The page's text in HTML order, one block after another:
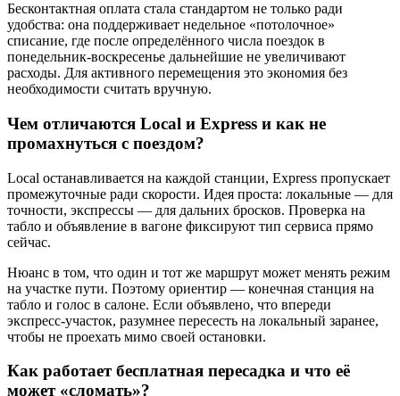
Бесконтактная оплата стала стандартом не только ради
удобства: она поддерживает недельное «потолочное»
списание, где после определённого числа поездок в
понедельник‑воскресенье дальнейшие не увеличивают
расходы. Для активного перемещения это экономия без
необходимости считать вручную.
Чем отличаются Local и Express и как не
промахнуться с поездом?
Local останавливается на каждой станции, Express пропускает
промежуточные ради скорости. Идея проста: локальные — для
точности, экспрессы — для дальних бросков. Проверка на
табло и объявление в вагоне фиксируют тип сервиса прямо
сейчас.
Нюанс в том, что один и тот же маршрут может менять режим
на участке пути. Поэтому ориентир — конечная станция на
табло и голос в салоне. Если объявлено, что впереди
экспресс‑участок, разумнее пересесть на локальный заранее,
чтобы не проехать мимо своей остановки.
Как работает бесплатная пересадка и что её
может «сломать»?